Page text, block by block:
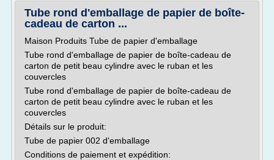
Tube rond d'emballage de papier de boîte-
cadeau de carton ...
Maison Produits Tube de papier d'emballage
Tube rond d'emballage de papier de boîte-cadeau de
carton de petit beau cylindre avec le ruban et les
couvercles
Tube rond d'emballage de papier de boîte-cadeau de
carton de petit beau cylindre avec le ruban et les
couvercles
Détails sur le produit:
Tube de papier 002 d'emballage
Conditions de paiement et expédition: